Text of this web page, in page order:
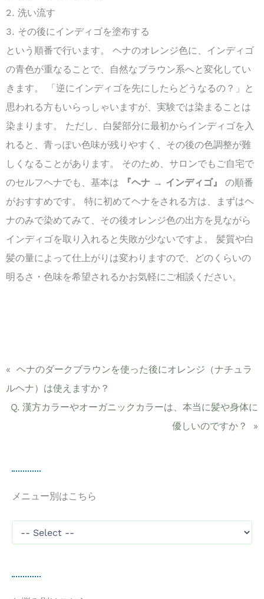
洗い流す
その後にインディゴを塗布する
という順番で行います。 ヘナのオレンジ色に、インディゴ
の青色が重なることで、自然なブラウン系へと変化してい
きます。 「逆にインディゴを先にしたらどうなるの？」と
思われる方もいらっしゃいますが、実験では染まることは
染まります。 ただし、白髪部分に最初からインディゴを入
れると、青っぽい色味が残りやすく、その後の色調整が難
しくなることがあります。 そのため、サロンでもご自宅で
のセルフヘナでも、基本は
『ヘナ → インディゴ』
の順番
がおすすめです。 特に初めてヘナをされる方は、まずはヘ
ナのみで染めてみて、その後オレンジ色の出方を見ながら
インディゴを取り入れると失敗が少ないですよ。 髪質や白
髪の量によって仕上がりは変わりますので、どのくらいの
明るさ・色味を希望されるかお気軽にご相談ください。
« ヘナのダークブラウンを使った後にオレンジ（ナチュラ
ルヘナ）は使えますか？
Q. 漢方カラーやオーガニックカラーは、本当に髪や身体に
優しいのですか？
»
メニュー別はこちら